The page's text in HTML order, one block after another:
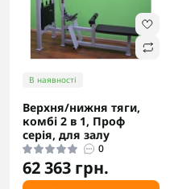
В наявності
Верхня/нижня тяги,
комбі 2 в 1, Проф
серія, для залу
0
62 363 грн.